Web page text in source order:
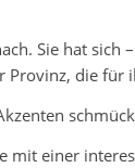
Sie hat
die
einer